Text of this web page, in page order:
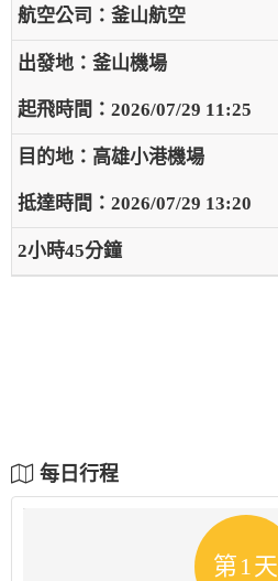
釜山航空
釜山機場
2026/07/29 11:25
高雄小港機場
2026/07/29 13:20
2小時45分鐘
每日行程
第1天